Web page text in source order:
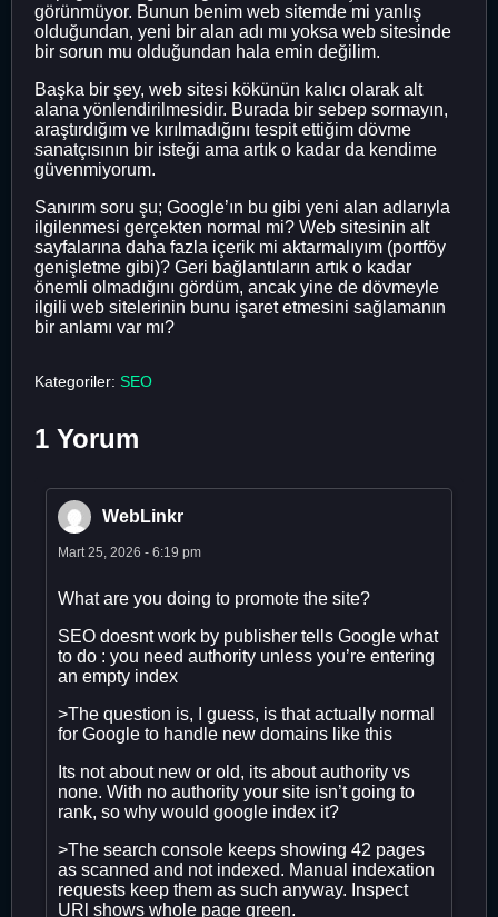
görünmüyor. Bunun benim web sitemde mi yanlış
olduğundan, yeni bir alan adı mı yoksa web sitesinde
bir sorun mu olduğundan hala emin değilim.
Başka bir şey, web sitesi kökünün kalıcı olarak alt
alana yönlendirilmesidir. Burada bir sebep sormayın,
araştırdığım ve kırılmadığını tespit ettiğim dövme
sanatçısının bir isteği ama artık o kadar da kendime
güvenmiyorum.
Sanırım soru şu; Google’ın bu gibi yeni alan adlarıyla
ilgilenmesi gerçekten normal mi? Web sitesinin alt
sayfalarına daha fazla içerik mi aktarmalıyım (portföy
genişletme gibi)? Geri bağlantıların artık o kadar
önemli olmadığını gördüm, ancak yine de dövmeyle
ilgili web sitelerinin bunu işaret etmesini sağlamanın
bir anlamı var mı?
Kategoriler: SEO
1 Yorum
WebLinkr
Mart 25, 2026 - 6:19 pm
What are you doing to promote the site?
SEO doesnt work by publisher tells Google what
to do : you need authority unless you’re entering
an empty index
>The question is, I guess, is that actually normal
for Google to handle new domains like this
Its not about new or old, its about authority vs
none. With no authority your site isn’t going to
rank, so why would google index it?
>The search console keeps showing 42 pages
as scanned and not indexed. Manual indexation
requests keep them as such anyway. Inspect
URl shows whole page green.